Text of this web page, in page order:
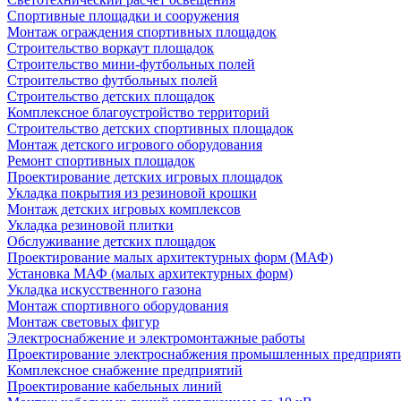
Спортивные площадки и сооружения
Монтаж ограждения спортивных площадок
Строительство воркаут площадок
Строительство мини-футбольных полей
Строительство футбольных полей
Строительство детских площадок
Комплексное благоустройство территорий
Строительство детских спортивных площадок
Монтаж детского игрового оборудования
Ремонт спортивных площадок
Проектирование детских игровых площадок
Укладка покрытия из резиновой крошки
Монтаж детских игровых комплексов
Укладка резиновой плитки
Обслуживание детских площадок
Проектирование малых архитектурных форм (МАФ)
Установка МАФ (малых архитектурных форм)
Укладка искусственного газона
Монтаж спортивного оборудования
Монтаж световых фигур
Электроснабжение и электромонтажные работы
Проектирование электроснабжения промышленных
Комплексное снабжение предприятий
Проектирование кабельных линий